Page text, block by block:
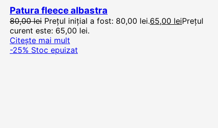
Patura fleece albastra
80,00lei Prețul inițial a fost: 80,00 lei.65,00 leiPrețul
curent este: 65,00 lei.
Citește mai mult
-25% Stoc epuizat